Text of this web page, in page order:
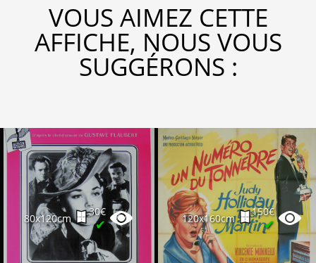
VOUS AIMEZ CETTE
AFFICHE, NOUS VOUS
SUGGÉRONS :
80x120cm
30€
✔ 120x160cm
150€
✔